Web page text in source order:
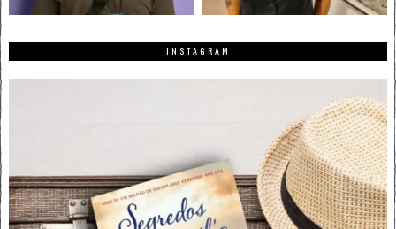
INSTAGRAM